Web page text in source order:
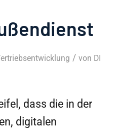
/ von DI
dass die in der
digitalen